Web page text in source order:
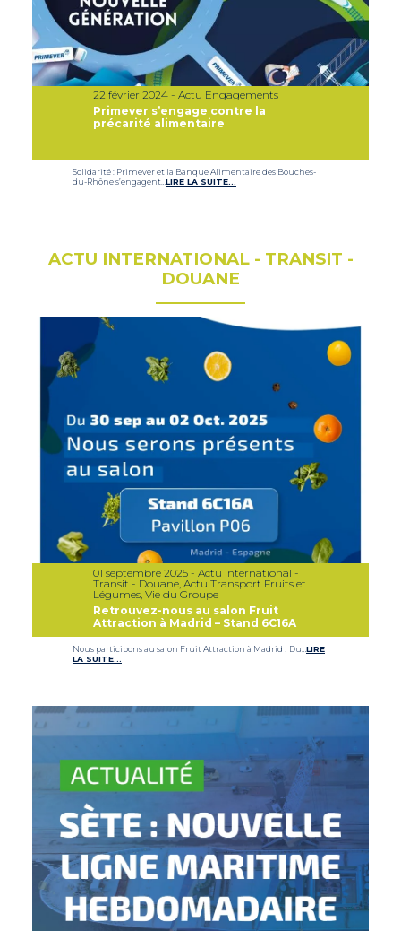
22 février 2024 - Actu Engagements
Primever s’engage contre la
précarité alimentaire
Solidarité : Primever et la Banque Alimentaire des Bouches-
du-Rhône s’engagent… LIRE LA SUITE…
ACTU INTERNATIONAL - TRANSIT -
DOUANE
01 septembre 2025 - Actu International -
Transit - Douane, Actu Transport Fruits et
Légumes, Vie du Groupe
Retrouvez-nous au salon Fruit
Attraction à Madrid – Stand 6C16A
Nous participons au salon Fruit Attraction à Madrid ! Du…LIRE
LA SUITE…